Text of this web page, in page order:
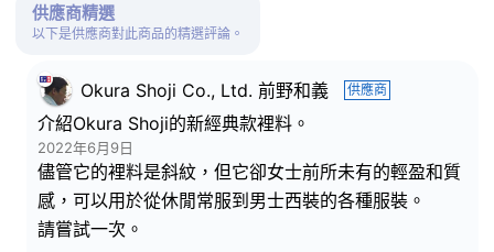
供應商精選
以下是供應商對此商品的精選評論。
Okura Shoji Co., Ltd. 前野和義 供應商
介紹Okura Shoji的新經典款裡料。
2022年6月9日
儘管它的裡料是斜紋，但它卻女士前所未有的輕盈和質
感，可以用於從休閒常服到男士西裝的各種服裝。
請嘗試一次。